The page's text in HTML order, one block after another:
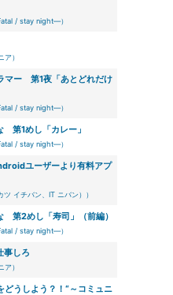
/ stay night―）
ア）
マー 第1夜「あとどれだけ
/ stay night―）
第1めし「カレー」
/ stay night―）
ユーザーより有料アプ
イチバン、IT ニバン））
第2めし「寿司」（前編）
/ stay night―）
事しろ
ア）
どうしよう？！“～コミュニ